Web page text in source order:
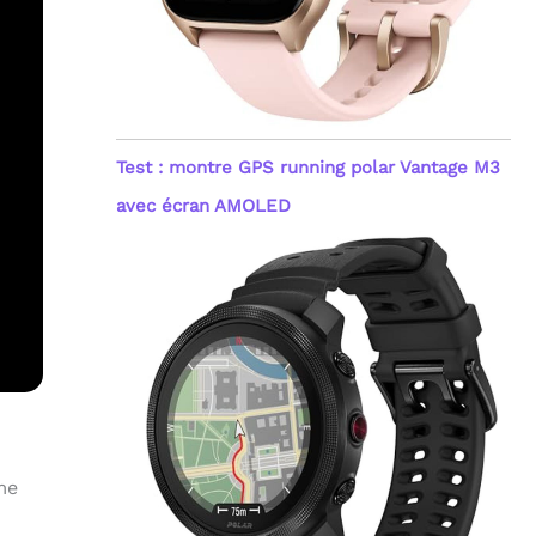
Test : montre GPS running polar Vantage M3
avec écran AMOLED